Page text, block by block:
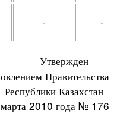
- -
Утвержден
Правительства
Республики Казахстан
2010 года № 176